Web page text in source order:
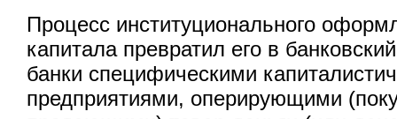
Процесс институционального
капитала превратил его в
банки специфическими
предприятиями, оперирующими